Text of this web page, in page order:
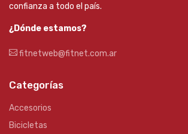
confianza a todo el país.
¿Dónde estamos?
fitnetweb@fitnet.com.ar
Categorías
Accesorios
Bicicletas